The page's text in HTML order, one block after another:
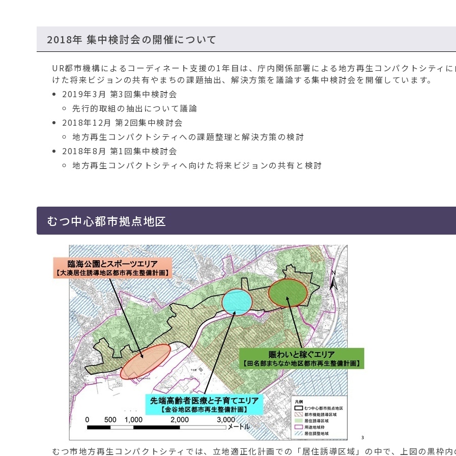
2018年 集中検討会の開催について
UR都市機構によるコーディネート支援の1年目は、庁内関係部署による地方再生コンパクトシティ
けた将来ビジョンの共有やまちの課題抽出、解決方策を議論する集中検討会を開催しています。
2019年3月 第3回集中検討会
先行的取組の抽出について議論
2018年12月 第2回集中検討会
地方再生コンパクトシティへの課題整理と解決方策の検討
2018年8月 第1回集中検討会
地方再生コンパクトシティへ向けた将来ビジョンの共有と検討
むつ中心都市拠点地区
むつ市地方再生コンパクトシティでは、立地適正化計画での「居住誘導区域」の中で、上図の黒枠